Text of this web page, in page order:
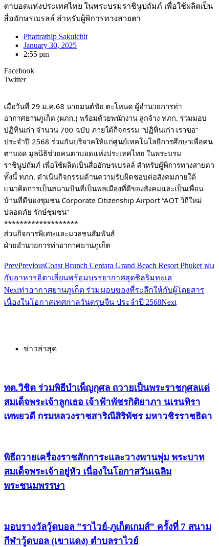
ตาบอดแห่งประเทศไทย ในพระบรมราชินูปถัมภ์ เพื่อใช้ผลิตเป็น
สื่ออักษรเบรลล์ สำหรับผู้พิการทางสายตา
Phattrathip Sakulchit
January 30, 2025
2:55 pm
Facebook
Twitter
เมื่อวันที่ 29 ม.ค.68 นายมนต์ชัย ตะโหนด ผู้อำนวยการท่า
อากาศยานภูเก็ต (ผภก.) พร้อมด้วยพนักงาน ลูกจ้าง ทภก. ร่วมมอบ
ปฏิทินเก่า จำนวน 700 ฉบับ ภายใต้กิจกรรม “ปฏิทินเก่า เราขอ”
ประจำปี 2568 ร่วมกันบริจาคให้แก่ศูนย์เทคโนโลยีการศึกษาเพื่อคน
ตาบอด มูลนิธิช่วยคนตาบอดแห่งประเทศไทย ในพระบรม
ราชินูปถัมภ์ เพื่อใช้ผลิตเป็นสื่ออักษรเบรลล์ สำหรับผู้พิการทางสายตา
ทั้งนี้ ทภก. ดำเนินกิจกรรมด้านความรับผิดชอบต่อสังคมภายใต้
แนวคิดการเป็นสนามบินที่เป็นพลเมืองที่ดีของสังคมและเป็นเพื่อน
บ้านที่ดีของชุมชน Corporate Citizenship Airport “AOT วิถีใหม่
ปลอดภัย รักษ์ชุมชน”
*******************
ส่วนกิจการพิเศษและมวลชนสัมพันธ์
ฝ่ายอำนวยการท่าอากาศยานภูเก็ต
PrevPreviousCoast Brunch Centara Grand Beach Resort Phuket พบ
กับอาหารอิตาเลี่ยนพร้อมบรรยากาศสุดชิลริมทะเล
Nextท่าอากาศยานภูเก็ต ร่วมมอบของที่ระลึกให้กับผู้โดยสาร
เนื่องในโอกาสเทศกาลวันตรุษจีน ประจำปี 2568Next
ข่าวล่าสุด
ทต.วิชิต ร่วมพิธีบำเพ็ญกุศล ถวายเป็นพระราชกุศลแด่
สมเด็จพระเจ้าลูกเธอ เจ้าฟ้าพัชรกิติยาภา นเรนทิรา
เทพยวดี กรมหลวงราชสาริณีสิริพัชร มหาวชิรราชธิดา
พิธีถวายเครื่องราชสักการะและวางพานพุ่ม พระบาท
สมเด็จพระเจ้าอยู่หัว เนื่องในโอกาสวันเฉลิม
พระชนมพรรษา
มอบรางวัลวู้ดบอล ”ราไวย์-ภูเก็ตเกมส์” ครั้งที่ 7 สนาม
กีฬาวู้ดบอล (เขาแดง) ตำบลราไวย์